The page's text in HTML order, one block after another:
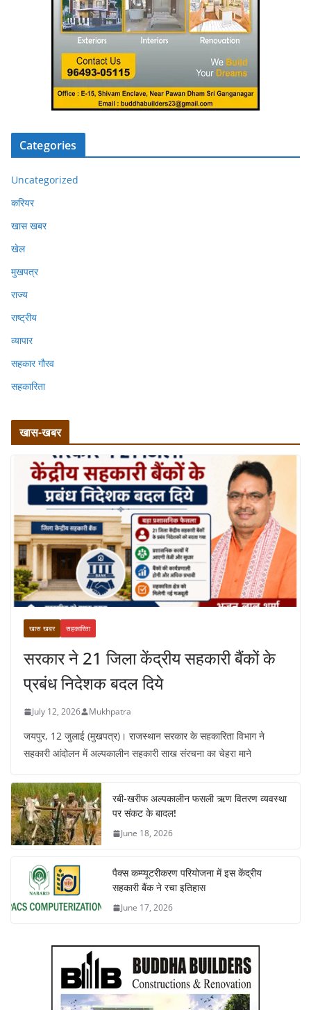
Categories
Uncategorized
करियर
खास खबर
खेल
मुखपत्र
राज्य
राष्ट्रीय
व्यापार
सहकार गौरव
सहकारिता
खास-खबर
खास खबर सहकारिता
सरकार ने 21 जिला केंद्रीय सहकारी बैंकों के
प्रबंध निदेशक बदल दिये
July 12, 2026 Mukhpatra
जयपुर, 12 जुलाई (मुखपत्र)। राजस्थान सरकार के सहकारिता विभाग ने
सहकारी आंदोलन में अल्पकालीन सहकारी साख संरचना का चेहरा माने
रबी-खरीफ अल्पकालीन फसली ऋण वितरण व्यवस्था
पर संकट के बादल!
June 18, 2026
पैक्स कम्प्यूटरीकरण परियोजना में इस केंद्रीय
सहकारी बैंक ने रचा इतिहास
June 17, 2026